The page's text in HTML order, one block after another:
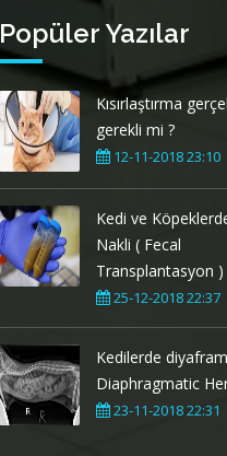
Popüler Yazılar
Kısırlaştırma
gerekli mi ?
12-11-2018 23:10
Kedi ve
Nakli ( Fecal
Transplantasyon )
25-12-2018 22:37
Kedilerde diyafram
Diaphragmatic
23-11-2018 22:31